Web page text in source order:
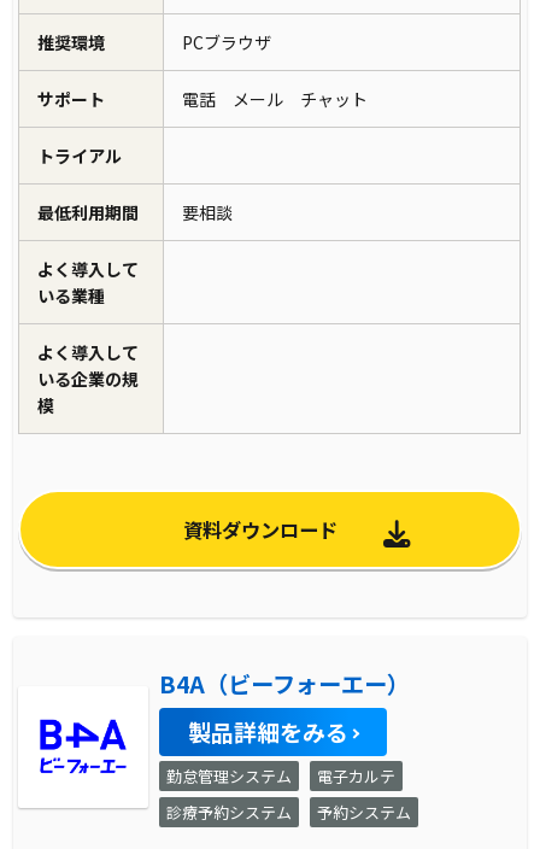
推奨環境 PCブラウザ
サポート 電話 メール チャット
トライアル
最低利用期間 要相談
よく導入して
いる業種
よく導入して
いる企業の規
模
資料ダウンロード
B4A（ビーフォーエー）
製品詳細をみる
勤怠管理システム
電子カルテ
診療予約システム
予約システム